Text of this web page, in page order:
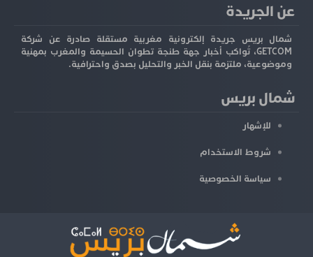
عن الجريدة
شمال بريس جريدة إلكترونية مغربية مستقلة صادرة عن شركة
GETCOM، تُواكب أخبار جهة طنجة تطوان الحسيمة والمغرب بمهنية
وموضوعية، ملتزمة بنقل الخبر والتحليل بصدق واحترافية.
شمال بريس
للإشهار
شروط الاستخدام
سياسة الخصوصية